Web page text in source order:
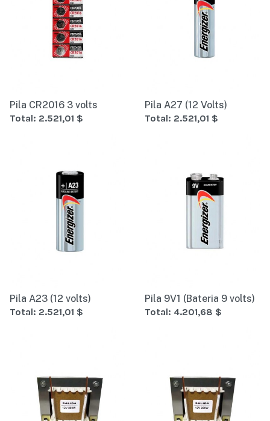
Pila CR2016 3 volts
Total: 2.521,01 $
Pila A27 (12 Volts)
Total: 2.521,01 $
Pila A23 (12 volts)
Total: 2.521,01 $
Pila 9V1 (Bateria 9 volts)
Total: 4.201,68 $